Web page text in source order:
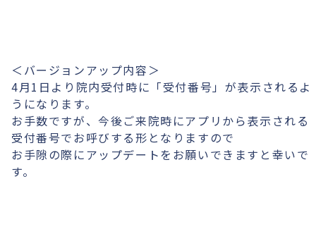
＜バージョンアップ内容＞
4月1日より院内受付時に「受付番号」が表示されるよ
うになります。
お手数ですが、今後ご来院時にアプリから表示される
受付番号でお呼びする形となりますので
お手隙の際にアップデートをお願いできますと幸いで
す。